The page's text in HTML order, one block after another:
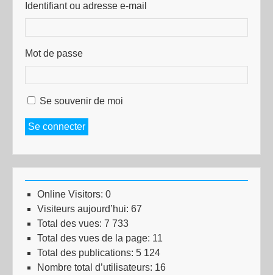
Identifiant ou adresse e-mail
Mot de passe
Se souvenir de moi
Se connecter
Online Visitors: 0
Visiteurs aujourd’hui: 67
Total des vues: 7 733
Total des vues de la page: 11
Total des publications: 5 124
Nombre total d’utilisateurs: 16